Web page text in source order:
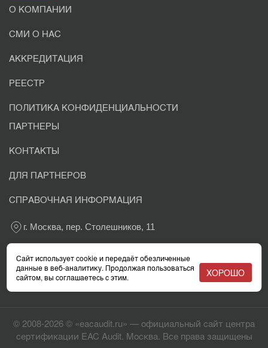
О КОМПАНИИ
СМИ О НАС
АККРЕДИТАЦИЯ
РЕЕСТР
ПОЛИТИКА КОНФИДЕНЦИАЛЬНОСТИ
ПАРТНЕРЫ
КОНТАКТЫ
ДЛЯ ПАРТНЕРОВ
СПРАВОЧНАЯ ИНФОРМАЦИЯ
г. Москва, пер. Столешников, 11
info@eacaudit.ru
© 2008-2026 © «eacaudit.ru» — официальный сайт центра
сертификации EAC Audit. Москва. Все права защищены
Сайт использует cookie и передаёт обезличенные
данные в веб-аналитику. Продолжая пользоваться
сайтом, вы соглашаетесь с этим.
ХОРОШО